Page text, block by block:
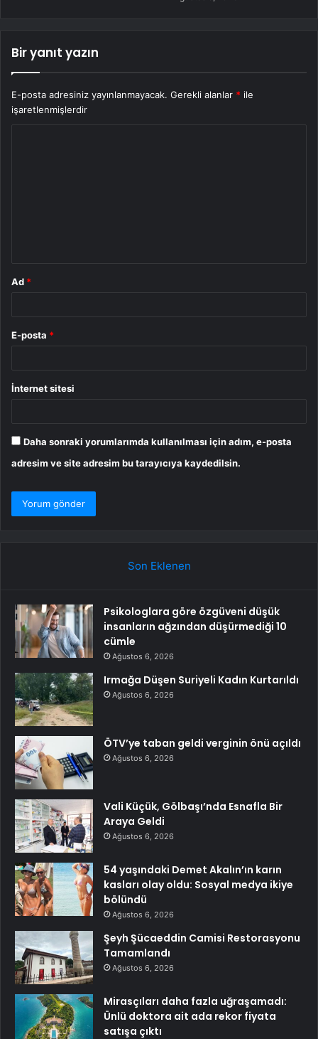
Bir yanıt yazın
E-posta adresiniz yayınlanmayacak. Gerekli alanlar * ile
işaretlenmişlerdir
Ad *
E-posta *
İnternet sitesi
Daha sonraki yorumlarımda kullanılması için adım, e-posta
adresim ve site adresim bu tarayıcıya kaydedilsin.
Son Eklenen
Psikologlara göre özgüveni düşük
insanların ağzından düşürmediği 10
cümle
Ağustos 6, 2026
Irmağa Düşen Suriyeli Kadın Kurtarıldı
Ağustos 6, 2026
ÖTV’ye taban geldi verginin önü açıldı
Ağustos 6, 2026
Vali Küçük, Gölbaşı’nda Esnafla Bir
Araya Geldi
Ağustos 6, 2026
54 yaşındaki Demet Akalın’ın karın
kasları olay oldu: Sosyal medya ikiye
bölündü
Ağustos 6, 2026
Şeyh Şücaeddin Camisi Restorasyonu
Tamamlandı
Ağustos 6, 2026
Mirasçıları daha fazla uğraşamadı:
Ünlü doktora ait ada rekor fiyata
satışa çıktı